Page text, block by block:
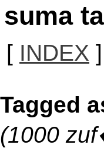
suma
[ INDEX
Tagged
(1000